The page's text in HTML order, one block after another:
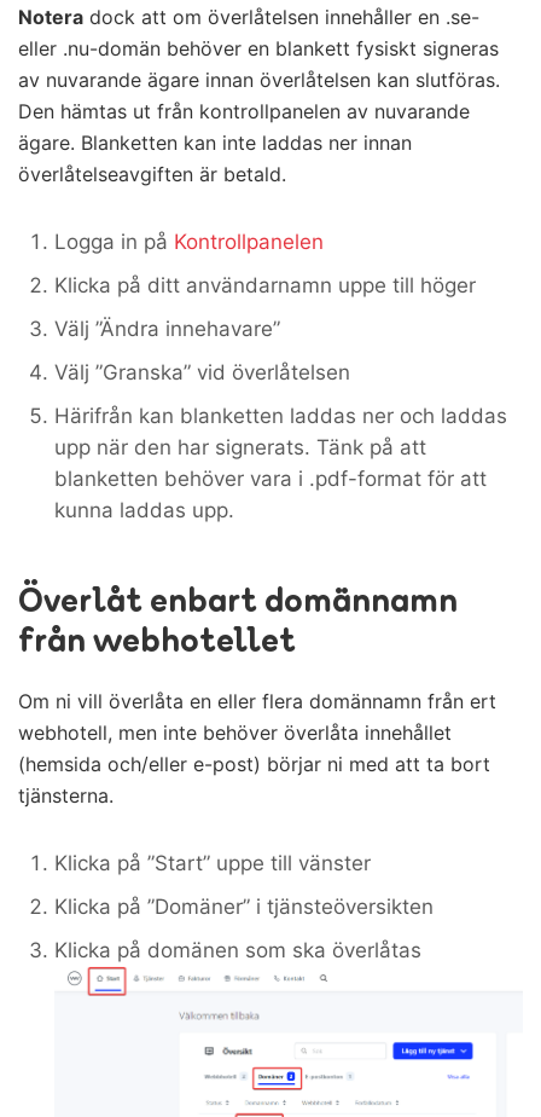
Notera dock att om överlåtelsen innehåller en .se-
eller .nu-domän behöver en blankett fysiskt signeras
av nuvarande ägare innan överlåtelsen kan slutföras.
Den hämtas ut från kontrollpanelen av nuvarande
ägare. Blanketten kan inte laddas ner innan
överlåtelseavgiften är betald.
Logga in på Kontrollpanelen
Klicka på ditt användarnamn uppe till höger
Välj ”Ändra innehavare”
Välj ”Granska” vid överlåtelsen
Härifrån kan blanketten laddas ner och laddas
upp när den har signerats. Tänk på att
blanketten behöver vara i .pdf-format för att
kunna laddas upp.
Överlåt enbart domännamn
från webhotellet
Om ni vill överlåta en eller flera domännamn från ert
webhotell, men inte behöver överlåta innehållet
(hemsida och/eller e-post) börjar ni med att ta bort
tjänsterna.
Klicka på ”Start” uppe till vänster
Klicka på ”Domäner” i tjänsteöversikten
Klicka på domänen som ska överlåtas